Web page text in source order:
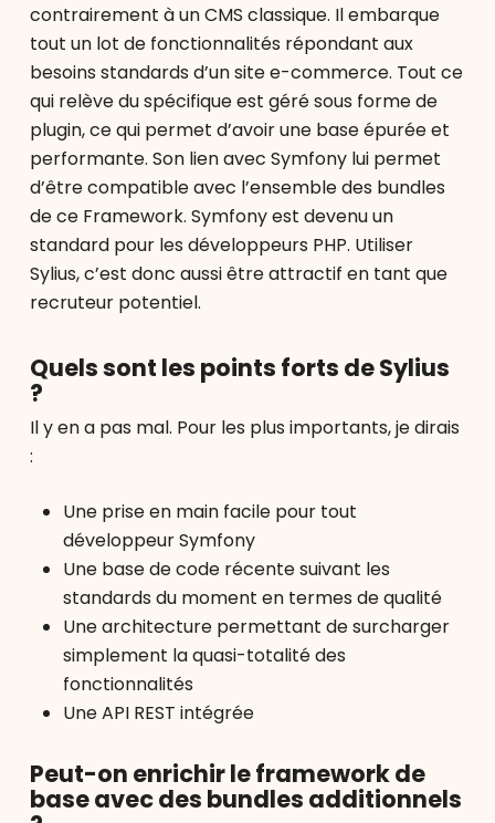
contrairement à un CMS classique. Il embarque
tout un lot de fonctionnalités répondant aux
besoins standards d’un site e-commerce. Tout ce
qui relève du spécifique est géré sous forme de
plugin, ce qui permet d’avoir une base épurée et
performante. Son lien avec Symfony lui permet
d’être compatible avec l’ensemble des bundles
de ce Framework. Symfony est devenu un
standard pour les développeurs PHP. Utiliser
Sylius, c’est donc aussi être attractif en tant que
recruteur potentiel.
Quels sont les points forts de Sylius
?
Il y en a pas mal. Pour les plus importants, je dirais
:
Une prise en main facile pour tout
développeur Symfony
Une base de code récente suivant les
standards du moment en termes de qualité
Une architecture permettant de surcharger
simplement la quasi-totalité des
fonctionnalités
Une API REST intégrée
Peut-on enrichir le framework de
base avec des bundles additionnels